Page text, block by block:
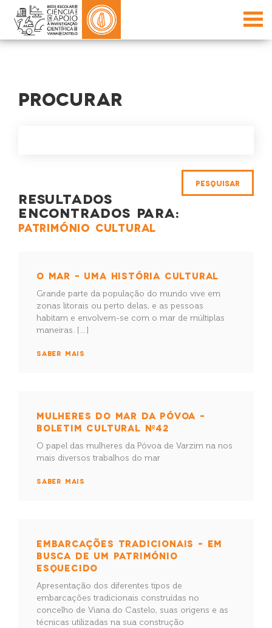
PROCURAR
RESULTADOS
ENCONTRADOS PARA:
PATRIMÓNIO CULTURAL
O MAR – UMA HISTÓRIA CULTURAL
Grande parte da população do mundo vive em
zonas litorais ou perto delas, e as pessoas
habitam e envolvem-se com o mar de múltiplas
maneiras. […]
SABER MAIS
MULHERES DO MAR DA PÓVOA –
BOLETIM CULTURAL Nº42
O papel das mulheres da Póvoa de Varzim na nos
mais diversos trabalhos do mar
SABER MAIS
EMBARCAÇÕES TRADICIONAIS – EM
BUSCA DE UM PATRIMÓNIO
ESQUECIDO
Apresentação dos diferentes tipos de
embarcações tradicionais construídas no
concelho de Viana do Castelo, suas origens e as
técnicas utilizadas na sua construção